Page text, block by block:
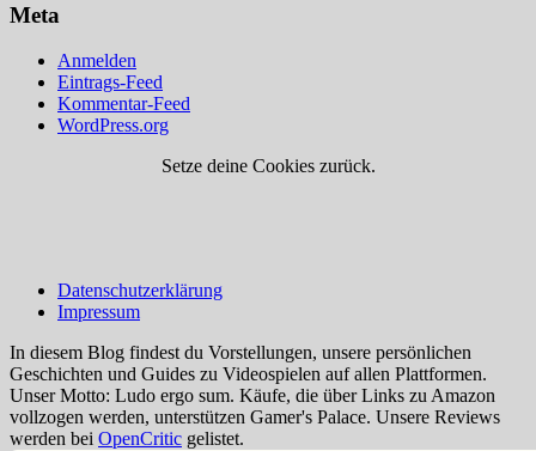
Meta
Anmelden
Eintrags-Feed
Kommentar-Feed
WordPress.org
Setze deine Cookies zurück.
Datenschutzerklärung
Impressum
In diesem Blog findest du Vorstellungen, unsere persönlichen
Geschichten und Guides zu Videospielen auf allen Plattformen.
Unser Motto: Ludo ergo sum. Käufe, die über Links zu Amazon
vollzogen werden, unterstützen Gamer's Palace. Unsere Reviews
werden bei OpenCritic gelistet.